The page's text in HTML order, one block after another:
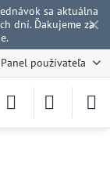
✕
sa aktuálna
dní. Ďakujeme za
Panel používateľa